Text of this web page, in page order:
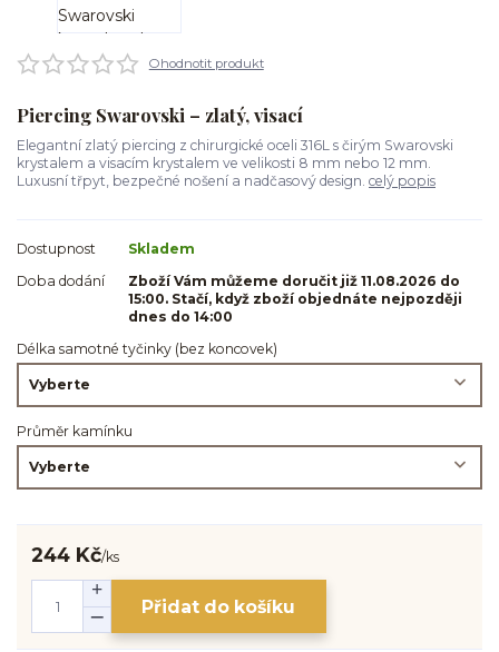
Ohodnotit produkt
Piercing Swarovski – zlatý, visací
Elegantní zlatý piercing z chirurgické oceli 316L s čirým Swarovski
krystalem a visacím krystalem ve velikosti 8 mm nebo 12 mm.
Luxusní třpyt, bezpečné nošení a nadčasový design. celý popis
Dostupnost
Skladem
Doba dodání
Zboží Vám můžeme doručit již 11.08.2026 do
15:00. Stačí, když zboží objednáte nejpozději
dnes do 14:00
Délka samotné tyčinky (bez koncovek)
Průměr kamínku
244 Kč/ks
Přidat do košíku